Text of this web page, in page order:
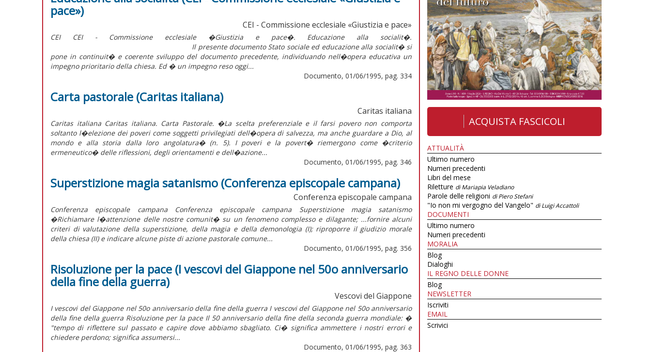
pace»)
CEI - Commissione ecclesiale «Giustizia e pace»
CEI CEI - Commissione ecclesiale �Giustizia e pace�. Educazione alla socialit�.
Il presente documento Stato sociale ed educazione alla socialit� si
pone in continuit� e coerente sviluppo del documento precedente, individuando nell�opera educativa un
impegno prioritario della chiesa. Ed � un impegno reso oggi...
Documento, 01/06/1995, pag. 334
Carta pastorale (Caritas italiana)
Caritas italiana
Caritas italiana Caritas italiana. Carta Pastorale. �La scelta preferenziale e il farsi povero non comporta
soltanto l�elezione dei poveri come soggetti privilegiati dell�opera di salvezza, ma anche guardare a Dio, al
mondo e alla storia dalla loro angolatura� (n. 5). I poveri e la povert� riemergono come �criterio
ermeneutico� delle riflessioni, degli orientamenti e dell�azione...
Documento, 01/06/1995, pag. 346
Superstizione magia satanismo (Conferenza episcopale campana)
Conferenza episcopale campana
Conferenza episcopale campana Conferenza episcopale campana Superstizione magia satanismo
�Richiamare l�attenzione delle nostre comunit� su un fenomeno complesso e dilagante; ...fornire alcuni
criteri di valutazione della superstizione, della magia e della demonologia (I); riproporre il giudizio morale
della chiesa (II) e indicare alcune piste di azione pastorale comune...
Documento, 01/06/1995, pag. 356
Risoluzione per la pace (I vescovi del Giappone nel 50o anniversario
della fine della guerra)
Vescovi del Giappone
I vescovi del Giappone nel 50o anniversario della fine della guerra I vescovi del Giappone nel 50o anniversario
della fine della guerra Risoluzione per la pace Il 50 anniversario della fine della seconda guerra mondiale: �
"tempo di riflettere sul passato e capire dove abbiamo sbagliato. Ci� significa ammettere i nostri errori e
chiedere perdono; significa assumersi...
Documento, 01/06/1995, pag. 363
ACQUISTA FASCICOLI
ATTUALITÀ
Ultimo numero
Numeri precedenti
Libri del mese
Riletture di Mariapia Veladiano
Parole delle religioni di Piero Stefani
"Io non mi vergogno del Vangelo" di Luigi Accattoli
DOCUMENTI
Ultimo numero
Numeri precedenti
MORALIA
Blog
Dialoghi
IL REGNO DELLE DONNE
Blog
NEWSLETTER
Iscriviti
EMAIL
Scrivici